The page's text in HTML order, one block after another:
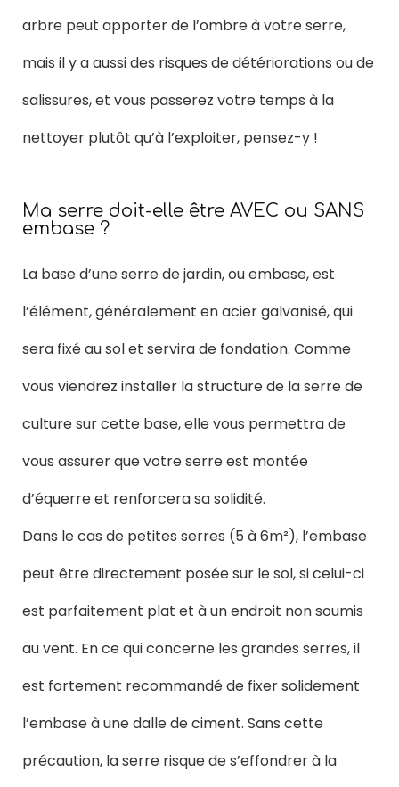
arbre peut apporter de l’ombre à votre serre,
mais il y a aussi des risques de détériorations ou de
salissures, et vous passerez votre temps à la
nettoyer plutôt qu’à l’exploiter, pensez-y !
Ma serre doit-elle être AVEC ou SANS
embase ?
La base d’une serre de jardin, ou embase, est
l’élément, généralement en acier galvanisé, qui
sera fixé au sol et servira de fondation. Comme
vous viendrez installer la structure de la serre de
culture sur cette base, elle vous permettra de
vous assurer que votre serre est montée
d’équerre et renforcera sa solidité.
Dans le cas de petites serres (5 à 6m²), l’embase
peut être directement posée sur le sol, si celui-ci
est parfaitement plat et à un endroit non soumis
au vent. En ce qui concerne les grandes serres, il
est fortement recommandé de fixer solidement
l’embase à une dalle de ciment. Sans cette
précaution, la serre risque de s’effondrer à la